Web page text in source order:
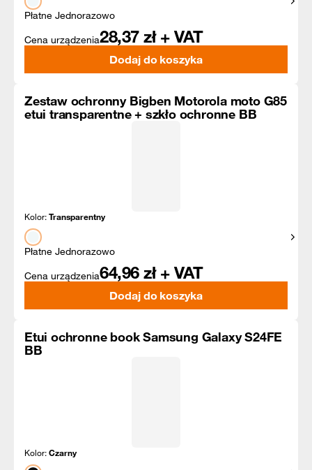
Płatne Jednorazowo
Cena urządzenia28,37 zł + VAT
Dodaj do koszyka
Zestaw ochronny Bigben Motorola moto G85
etui transparentne + szkło ochronne BB
Kolor:Transparentny
Płatne Jednorazowo
Cena urządzenia64,96 zł + VAT
Dodaj do koszyka
Etui ochronne book Samsung Galaxy S24FE
BB
Kolor:Czarny